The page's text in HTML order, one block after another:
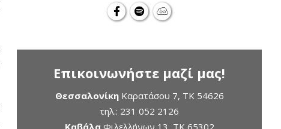
Επικοινωνήστε μαζί μας!
ΘεσσαλονίκηΚαρατάσου 7, TK 54626
τηλ.: 231 052 2126
ΚαβάλαΦιλελλήνων 13, ΤΚ 65302